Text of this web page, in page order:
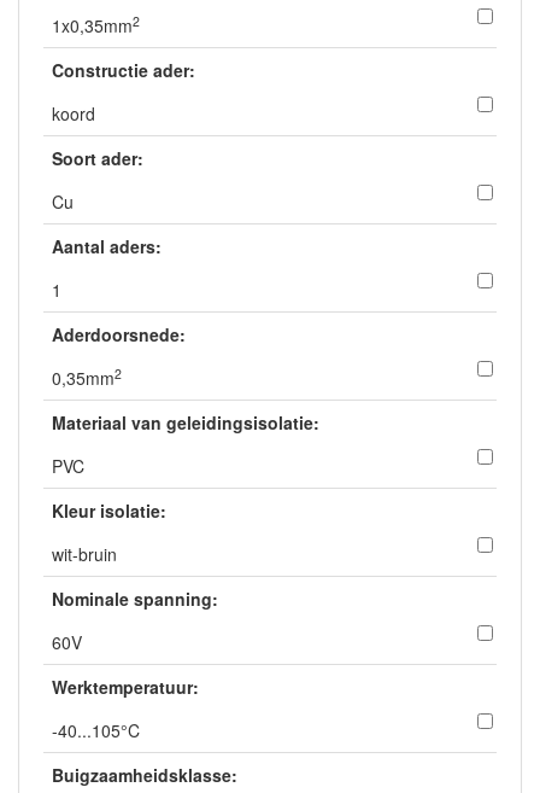
1x0,35mm2
Constructie ader:
koord
Soort ader:
Cu
Aantal aders:
1
Aderdoorsnede:
0,35mm2
Materiaal van geleidingsisolatie:
PVC
Kleur isolatie:
wit-bruin
Nominale spanning:
60V
Werktemperatuur:
-40...105°C
Buigzaamheidsklasse: